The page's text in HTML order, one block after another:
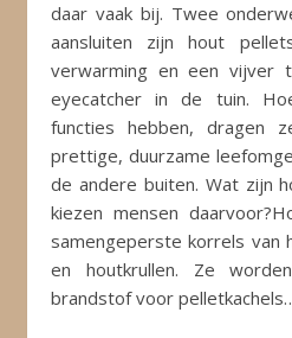
daar vaak bij. Twee
aansluiten zijn hout
verwarming en een vijver
eyecatcher in de tuin.
functies hebben, dragen
prettige, duurzame
de andere buiten. Wat zijn
kiezen mensen
samengeperste korrels van
en houtkrullen. Ze
brandstof voor